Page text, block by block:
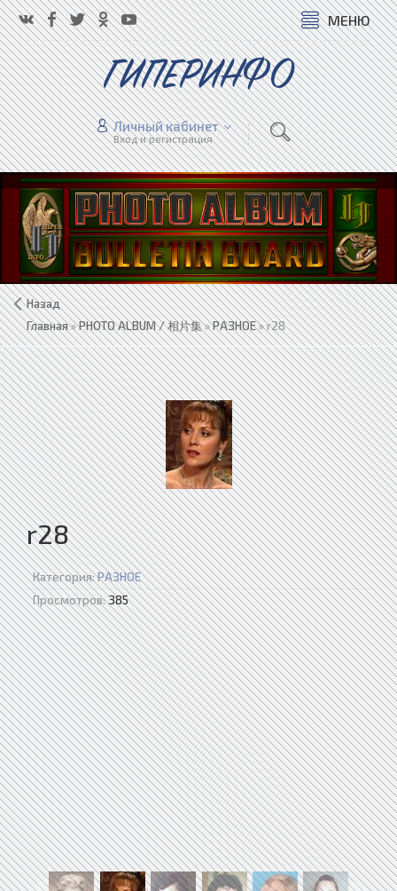
МЕНЮ
ГИПЕРИНФО
Личный кабинет
Вход и регистрация
Назад
Главная»PHOTO ALBUM / 相片集»РАЗНОЕ» r28
r28
Категория:РАЗНОЕ
Просмотров:385